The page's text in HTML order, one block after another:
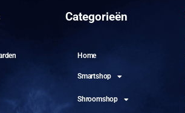
Categorieën
Home
Smartshop
Shroomshop